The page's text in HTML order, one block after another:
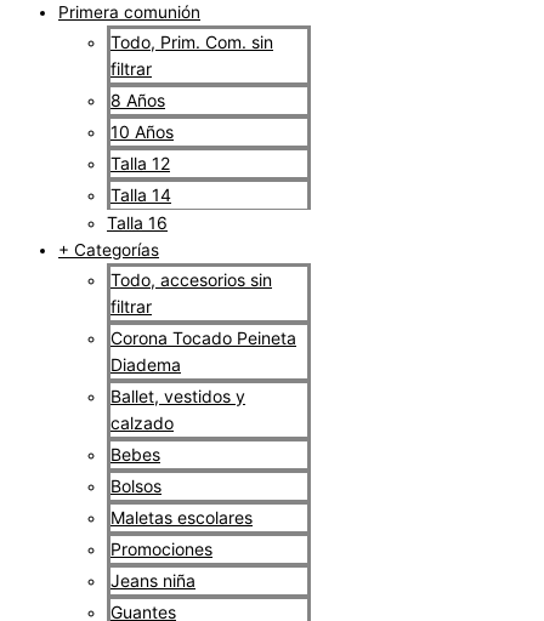
Primera comunión
Todo, Prim. Com. sin
filtrar
8 Años
10 Años
Talla 12
Talla 14
Talla 16
+ Categorías
Todo, accesorios sin
filtrar
Corona Tocado Peineta
Diadema
Ballet, vestidos y
calzado
Bebes
Bolsos
Maletas escolares
Promociones
Jeans niña
Guantes